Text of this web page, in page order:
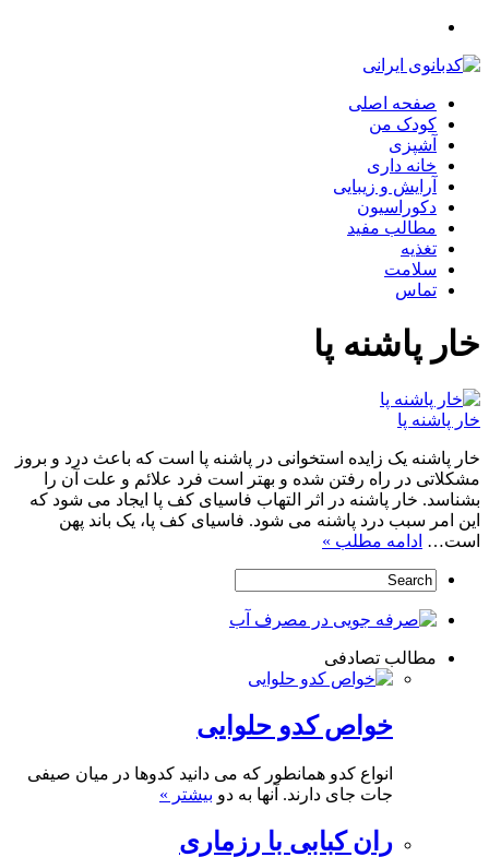
صفحه اصلی
کودک من
آشپزی
خانه داری
آرایش و زیبایی
دکوراسیون
مطالب مفید
تغذیه
سلامت
تماس
خار پاشنه پا
خار پاشنه پا
خار پاشنه یک زایده استخوانی در پاشنه پا است که باعث درد و بروز
مشکلاتی در راه رفتن شده و بهتر است فرد علائم و علت آن را
بشناسد. خار پاشنه در اثر التهاب فاسیای کف پا ایجاد می شود که
این امر سبب درد پاشنه می شود. فاسیای کف پا، یک باند پهن
است… ادامه مطلب »
مطالب تصادفی
خواص کدو حلوایی
انواع کدو همانطور که می دانید کدوها در میان صیفی
جات جای دارند. آنها به دو بیشتر »
ران کبابی با رزماری